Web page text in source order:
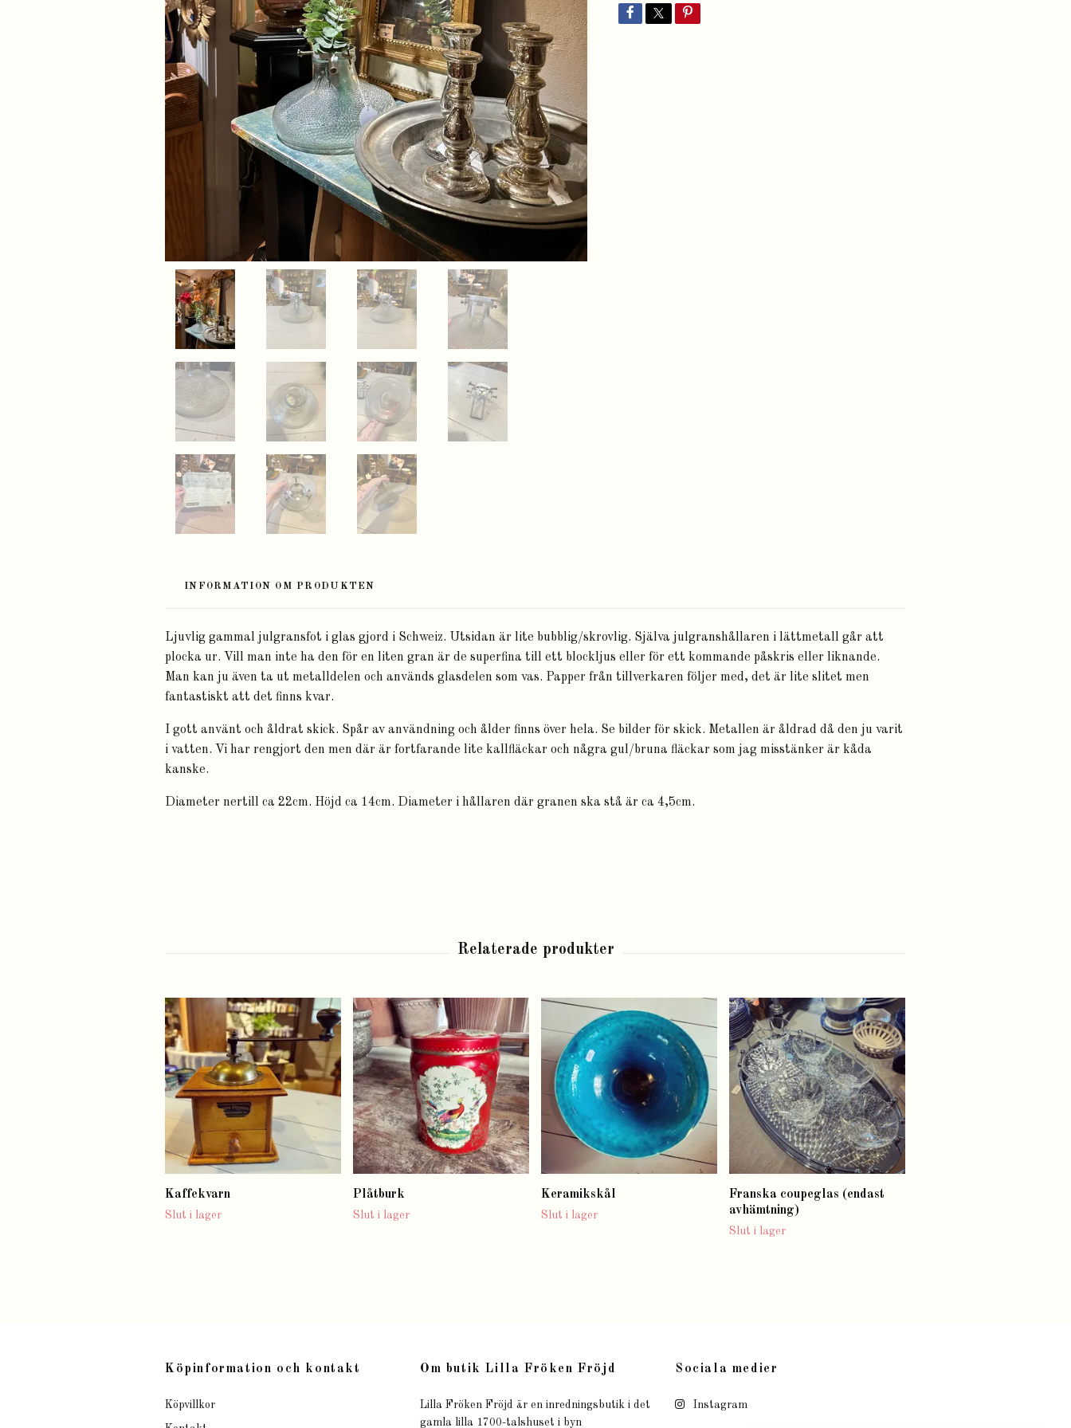
INFORMATION OM PRODUKTEN
Ljuvlig gammal julgransfot i glas gjord i Schweiz. Utsidan är lite bubblig/skrovlig. Själva julgranshållaren i lättmetall går att
plocka ur. Vill man inte ha den för en liten gran är de superfina till ett blockljus eller för ett kommande påskris eller liknande.
Man kan ju även ta ut metalldelen och används glasdelen som vas. Papper från tillverkaren följer med, det är lite slitet men
fantastiskt att det finns kvar.
I gott använt och åldrat skick. Spår av användning och ålder finns över hela. Se bilder för skick. Metallen är åldrad då den ju varit
i vatten. Vi har rengjort den men där är fortfarande lite kallfläckar och några gul/bruna fläckar som jag misstänker är kåda
kanske.
Diameter nertill ca 22cm. Höjd ca 14cm. Diameter i hållaren där granen ska stå är ca 4,5cm.
Kaffekvarn
Slut i lager
Plåtburk
Slut i lager
Keramikskål
Slut i lager
Franska coupeglas (endast
avhämtning)
Slut i lager
Köpinformation och kontakt
Köpvillkor
Om butik Lilla Fröken Fröjd
Lilla Fröken Fröjd är en inredningsbutik i det
gamla lilla 1700-talshuset i byn
Sociala medier
Instagram